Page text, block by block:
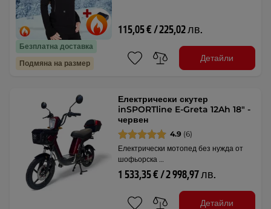
Безплатна доставка
Подмяна на размер
115,05 € / 225,02 лв.
Детайли
Електрически скутер
inSPORTline E-Greta 12Ah 18" -
червен
4.9 (6)
Електрически мотопед без нужда от
шофьорска …
1 533,35 € / 2 998,97 лв.
Детайли